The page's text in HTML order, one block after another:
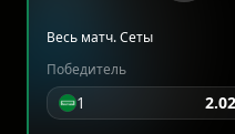
Весь матч. Сеты
Победитель
1 2.02